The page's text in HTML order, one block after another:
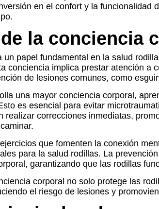
en el confort y la
la conciencia
un papel fundamental en la salud
conciencia implica prestar atención
de lesiones comunes, como
una mayor conciencia corporal,
es esencial para evitar
realizar correcciones inmediatas,
que fomenten la conexión
para la salud rodillas. La
garantizando que las rodillas
corporal no solo protege las
el riesgo de lesiones y